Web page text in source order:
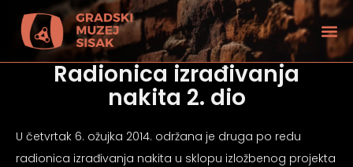
Radionica izrađivanja
nakita 2. dio
U četvrtak 6. ožujka 2014. održana je druga po redu
radionica izrađivanja nakita u sklopu izložbenog projekta